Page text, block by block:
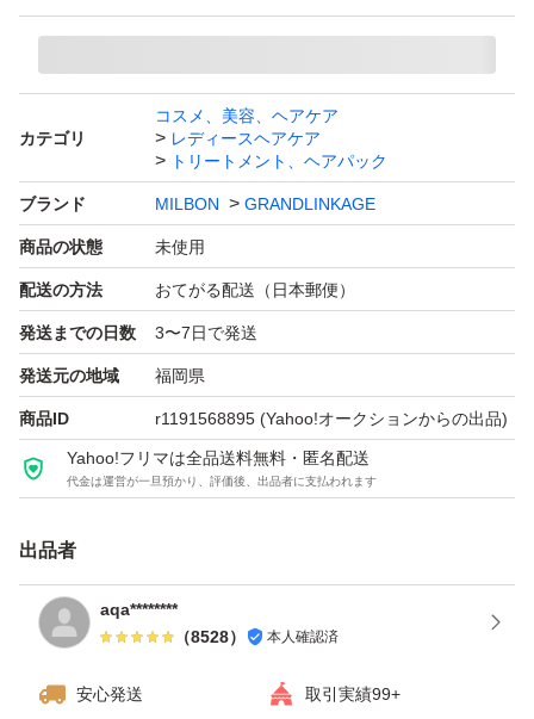
カテゴリ
コスメ、美容、ヘアケア
レディースヘアケア
トリートメント、ヘアパック
ブランド MILBON GRANDLINKAGE
商品の状態 未使用
配送の方法 おてがる配送（日本郵便）
発送までの日数 3〜7日で発送
発送元の地域 福岡県
商品ID r1191568895 (Yahoo!オークションからの出品)
Yahoo!フリマは全品送料無料・匿名配送
代金は運営が一旦預かり、評価後、出品者に支払われます
出品者
aqa********
（8528） 本人確認済
安心発送 取引実績99+